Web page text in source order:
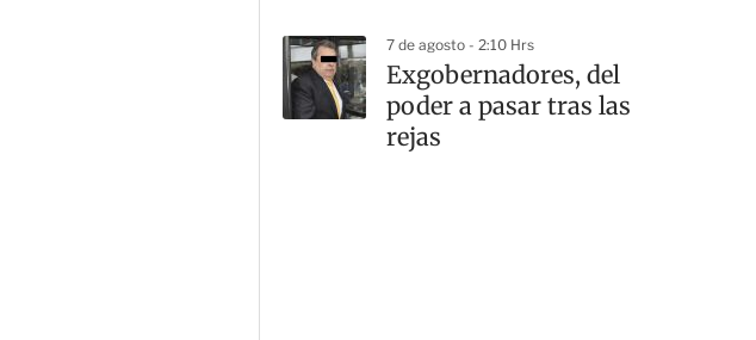
7 de agosto - 2:10 Hrs
Exgobernadores, del
poder a pasar tras las
rejas